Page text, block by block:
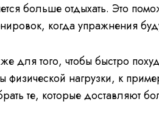
больше отдыхать. Это
когда упражнения
для того, чтобы быстро
физической нагрузки, к
те, которые доставляют